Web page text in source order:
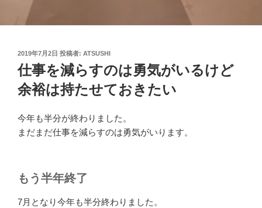
投
稿
日:
2019年7月2日 投稿者: ATSUSHI
仕事を減らすのは勇気がいるけど
余裕は持たせておきたい
今年も半分が終わりました。
まだまだ仕事を減らすのは勇気がいります。
もう半年終了
7月となり今年も半分終わりました。